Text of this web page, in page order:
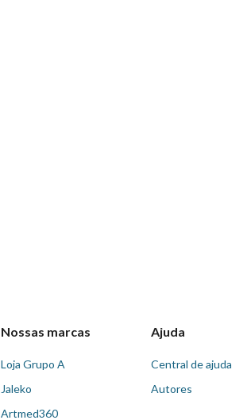
Nossas marcas
Loja Grupo A
Jaleko
Artmed360
Ajuda
Central de ajuda
Autores